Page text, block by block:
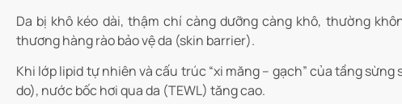
Da bị khô kéo dài, thậm chí càng dưỡng càng khô, thường
thương hàng rào bảo vệ da (skin barrier).
Khi lớp lipid tự nhiên và cấu trúc “xi măng – gạch” của tầng
do), nước bốc hơi qua da (TEWL) tăng cao.